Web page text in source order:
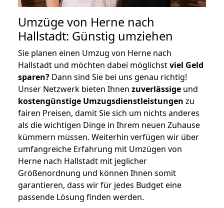
Umzüge von Herne nach
Hallstadt: Günstig umziehen
Sie planen einen Umzug von Herne nach
Hallstadt und möchten dabei möglichstviel Geld
sparen? Dann sind Sie bei uns genau richtig!
Unser Netzwerk bieten Ihnen zuverlässige und
kostengünstige Umzugsdienstleistungen zu
fairen Preisen, damit Sie sich um nichts anderes
als die wichtigen Dinge in Ihrem neuen Zuhause
kümmern müssen. Weiterhin verfügen wir über
umfangreiche Erfahrung mit Umzügen von
Herne nach Hallstadt mit jeglicher
Größenordnung und können Ihnen somit
garantieren, dass wir für jedes Budget eine
passende Lösung finden werden.